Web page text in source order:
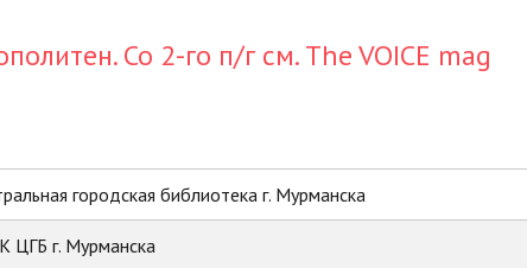
Со 2-го п/г см. The VOICE mag
городская библиотека г. Мурманска
ЦГБ г. Мурманска